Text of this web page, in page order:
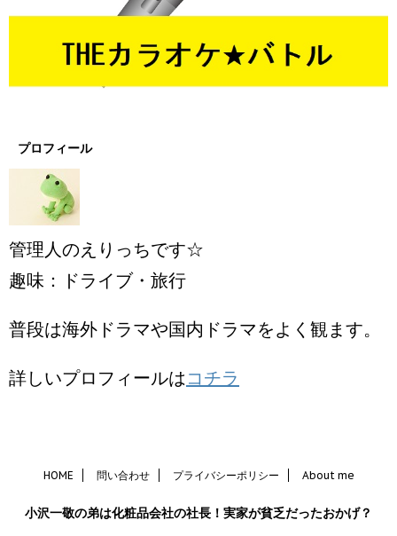
プロフィール
管理人のえりっちです☆
趣味：ドライブ・旅行
普段は海外ドラマや国内ドラマをよく観ます。
詳しいプロフィールはコチラ
HOME 問い合わせ プライバシーポリシー About me
小沢一敬の弟は化粧品会社の社長！実家が貧乏だったおかげ？